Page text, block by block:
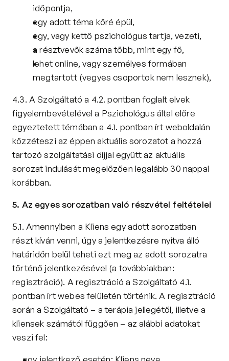
időpontja,
egy adott téma köré épül,
egy, vagy kettő pszichológus tartja, vezeti,
a résztvevők száma több, mint egy fő,
lehet online, vagy személyes formában
megtartott (vegyes csoportok nem lesznek),
4.3. A Szolgáltató a 4.2. pontban foglalt elvek
figyelembevételével a Pszichológus által előre
egyeztetett témában a 4.1. pontban írt weboldalán
közzéteszi az éppen aktuális sorozatot a hozzá
tartozó szolgáltatási díjjal együtt az aktuális
sorozat indulását megelőzően legalább 30 nappal
korábban.
5. Az egyes sorozatban való részvétel feltételei
5.1. Amennyiben a Kliens egy adott sorozatban
részt kíván venni, úgy a jelentkezésre nyitva álló
határidőn belül teheti ezt meg az adott sorozatra
történő jelentkezésével (a továbbiakban:
regisztráció). A regisztráció a Szolgáltató 4.1.
pontban írt webes felületén történik. A regisztráció
során a Szolgáltató – a terápia jellegétől, illetve a
kliensek számától függően – az alábbi adatokat
veszi fel: